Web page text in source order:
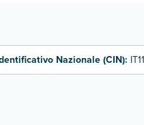
Nazionale (CIN):